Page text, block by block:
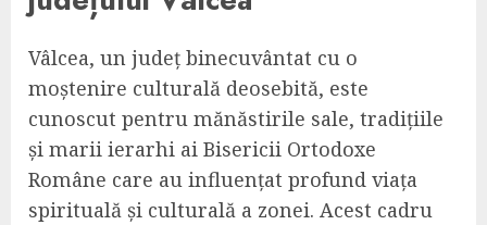
Vâlcea, un județ binecuvântat cu o
moștenire culturală deosebită, este
cunoscut pentru mănăstirile sale, tradițiile
și marii ierarhi ai Bisericii Ortodoxe
Române care au influențat profund viața
spirituală și culturală a zonei. Acest cadru